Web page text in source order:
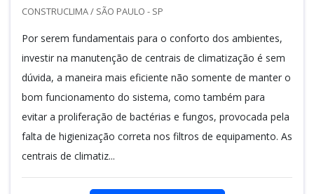
CONSTRUCLIMA / SÃO PAULO - SP
Por serem fundamentais para o conforto dos ambientes,
investir na manutenção de centrais de climatização é sem
dúvida, a maneira mais eficiente não somente de manter o
bom funcionamento do sistema, como também para
evitar a proliferação de bactérias e fungos, provocada pela
falta de higienização correta nos filtros de equipamento. As
centrais de climatiz...